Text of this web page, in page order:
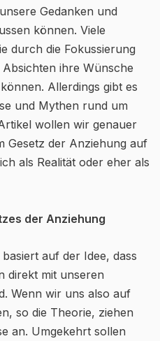
Gedanken und
können. Viele
durch die Fokussierung
ihre Wünsche
Allerdings gibt es
und Mythen rund um
wollen wir genauer
Gesetz der Anziehung auf
als Realität oder eher als
der Anziehung
auf der Idee, dass
direkt mit unseren
Wenn wir uns also auf
so die Theorie, ziehen
an. Umgekehrt sollen